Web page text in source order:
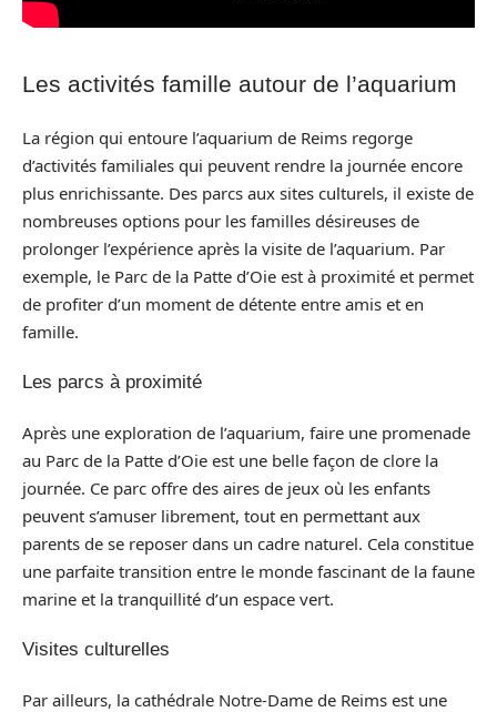
Les activités famille autour de l’aquarium
La région qui entoure l’aquarium de Reims regorge
d’activités familiales qui peuvent rendre la journée encore
plus enrichissante. Des parcs aux sites culturels, il existe de
nombreuses options pour les familles désireuses de
prolonger l’expérience après la visite de l’aquarium. Par
exemple, le Parc de la Patte d’Oie est à proximité et permet
de profiter d’un moment de détente entre amis et en
famille.
Les parcs à proximité
Après une exploration de l’aquarium, faire une promenade
au Parc de la Patte d’Oie est une belle façon de clore la
journée. Ce parc offre des aires de jeux où les enfants
peuvent s’amuser librement, tout en permettant aux
parents de se reposer dans un cadre naturel. Cela constitue
une parfaite transition entre le monde fascinant de la faune
marine et la tranquillité d’un espace vert.
Visites culturelles
Par ailleurs, la cathédrale Notre-Dame de Reims est une